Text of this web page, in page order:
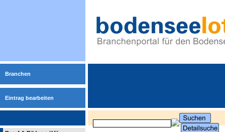
Branchen
Eintrag bearbeiten